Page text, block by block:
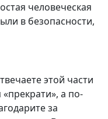
человеческая
в безопасности,
этой части
а по-
за